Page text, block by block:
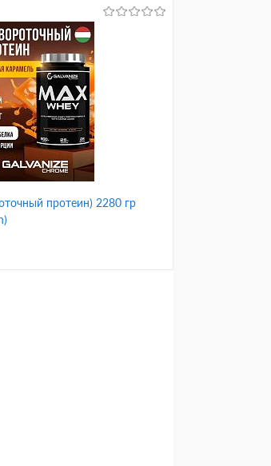
В корзину
Сравнение
ваниль клубника
протеин) 2280 гр